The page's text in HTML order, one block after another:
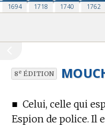
1694 1718 1740 1762
8eÉDITION
■ Celui, celle qui
Espion de police. Il